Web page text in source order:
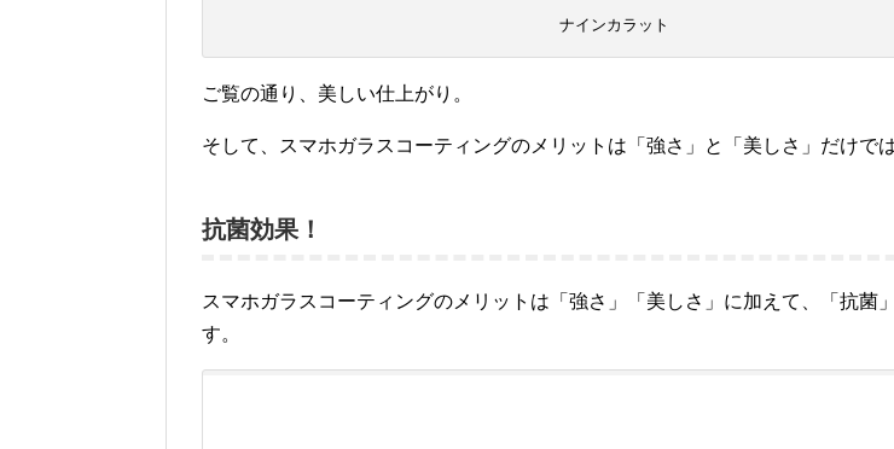
ナインカラット
ご覧の通り、美しい仕上がり。
そして、スマホガラスコーティングのメリットは「強さ」と「美しさ」だけで
抗菌効果！
スマホガラスコーティングのメリットは「強さ」「美しさ」に加えて、「抗菌
す。